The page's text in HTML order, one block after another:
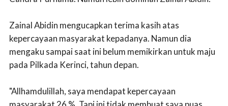
Zainal Abidin mengucapkan terima kasih atas
kepercayaan masyarakat kepadanya. Namun dia
mengaku sampai saat ini belum memikirkan untuk maju
pada Pilkada Kerinci, tahun depan.
"Allhamdulillah, saya mendapat kepercayaan